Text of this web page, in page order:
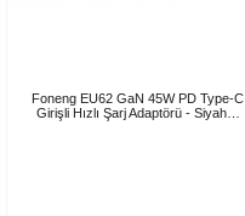
Foneng EU62 GaN 45W PD Type-C
Girişli Hızlı Şarj Adaptörü - Siyah…